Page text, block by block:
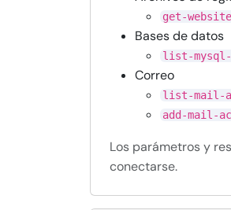
get-
Bases de datos
list-mysql-
Correo
list-mail-
add-mail-
Los parámetros y
conectarse.